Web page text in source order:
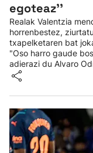
egoteaz''
Realak Valentzia
horrenbestez,
txapelketaren bat
"Oso harro gaude
adierazi du Alvaro